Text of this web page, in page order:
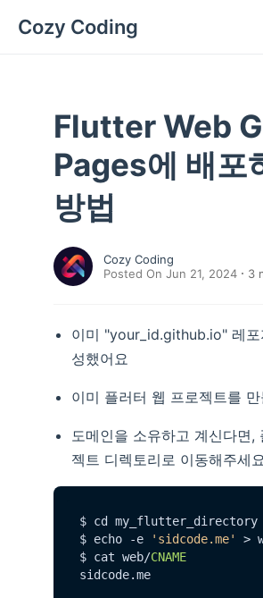
Cozy Coding
Flutter Web
Pages에 배포
방법
Cozy Coding
Posted On Jun 21, 2024
3
이미 "your_id.github.io" 레포
성했어요
이미 플러터 웹 프로젝트를
도메인을 소유하고 계신다면,
젝트 디렉토리로 이동해주세
$ cd my_flutter_directory
$ echo -e
'sidcode.me' >
$ cat web/CNAME
sidcode.me